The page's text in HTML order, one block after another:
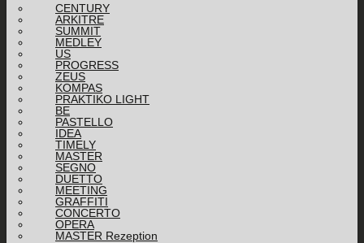
CENTURY
ARKITRE
SUMMIT
MEDLEY
US
PROGRESS
ZEUS
KOMPAS
PRAKTIKO LIGHT
BE
PASTELLO
IDEA
TIMELY
MASTER
SEGNO
DUETTO
MEETING
GRAFFITI
CONCERTO
OPERA
MASTER Rezeption